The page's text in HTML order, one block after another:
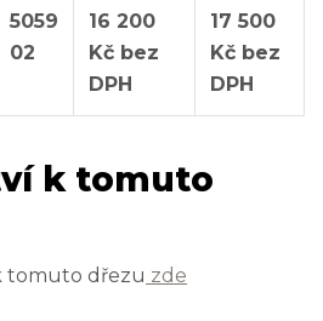
5059
02
16 200
Kč bez
DPH
17 500
Kč bez
DPH
k tomuto
tomuto dřezu zde